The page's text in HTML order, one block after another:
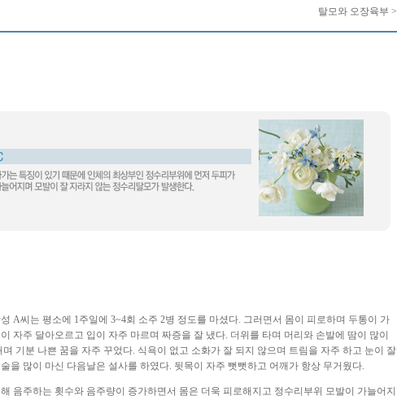
탈모와 오장육부 >
A씨는 평소에 1주일에 3~4회 소주 2병 정도를 마셨다. 그러면서 몸이 피로하며 두통이 가
자주 달아오르고 입이 자주 마르며 짜증을 잘 냈다. 더위를 타며 머리와 손발에 땀이 많이
기분 나쁜 꿈을 자주 꾸었다. 식욕이 없고 소화가 잘 되지 않으며 트림을 자주 하고 눈이 잘
을 많이 마신 다음날은 설사를 하였다. 뒷목이 자주 뻣뻣하고 어깨가 항상 무거웠다.
음주하는 횟수와 음주량이 증가하면서 몸은 더욱 피로해지고 정수리부위 모발이 가늘어지